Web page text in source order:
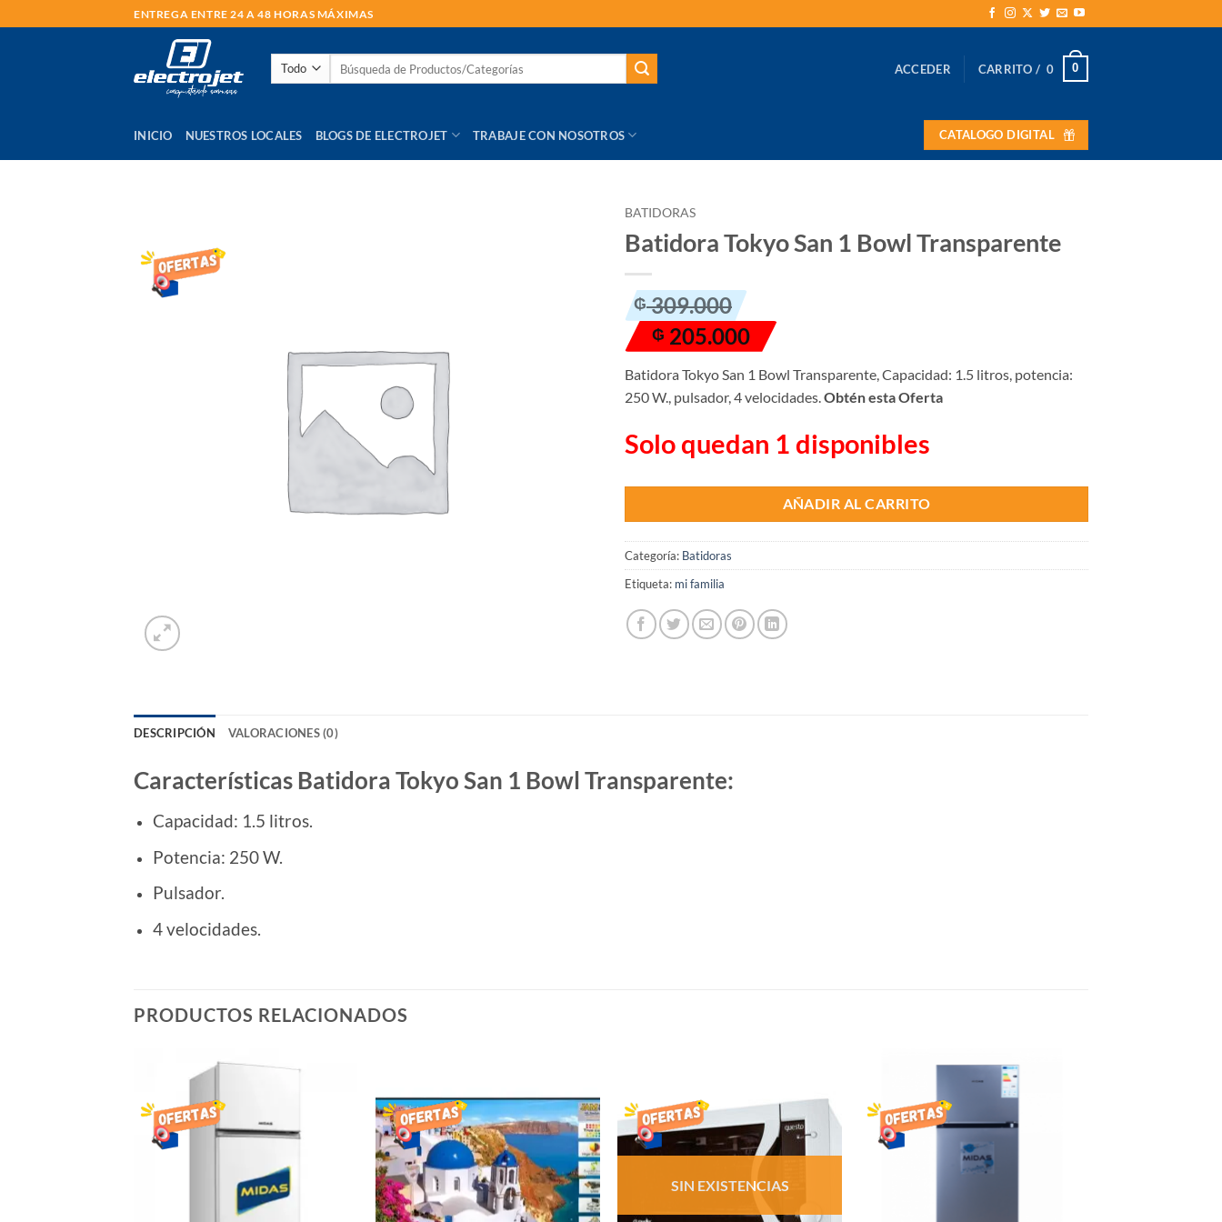
al
ENTREGA ENTRE 24 A 48 HORAS MÁXIMAS
ACCEDER CARRITO / 0 0
INICIO NUESTROS LOCALES BLOGS DE ELECTROJET TRABAJE CON NOSOTROS CATALOGO DIGITAL
BATIDORAS
Batidora Tokyo San 1 Bowl Transparente
₲309.000
El
precio
original
era:
₲ 309.000.
₲ 205.000
El
precio
actual
es:
₲ 205.000.
Batidora Tokyo San 1 Bowl Transparente, Capacidad: 1.5 litros, potencia:
250 W., pulsador, 4 velocidades. Obtén esta Oferta
Solo quedan 1 disponibles
AÑADIR AL CARRITO
Categoría: Batidoras
Etiqueta: mi familia
DESCRIPCIÓN VALORACIONES (0)
Características Batidora Tokyo San 1 Bowl Transparente:
Capacidad: 1.5 litros.
Potencia: 250 W.
Pulsador.
4 velocidades.
PRODUCTOS RELACIONADOS
AÑADIR
LISTA
DE
AÑADIR
LISTA
DE
SIN EXISTENCIAS
AÑADIR